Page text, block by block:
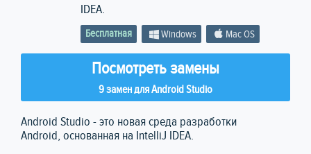
IDEA.
Бесплатная Windows Mac OS
Посмотреть замены
9 замен для Android Studio
Android Studio - это новая среда разработки
Android, основанная на IntelliJ IDEA.